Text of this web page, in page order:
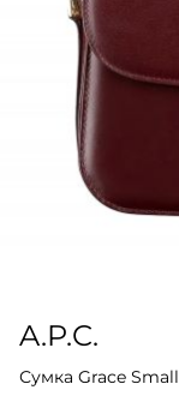
A.P.C.
Сумка Grace Small